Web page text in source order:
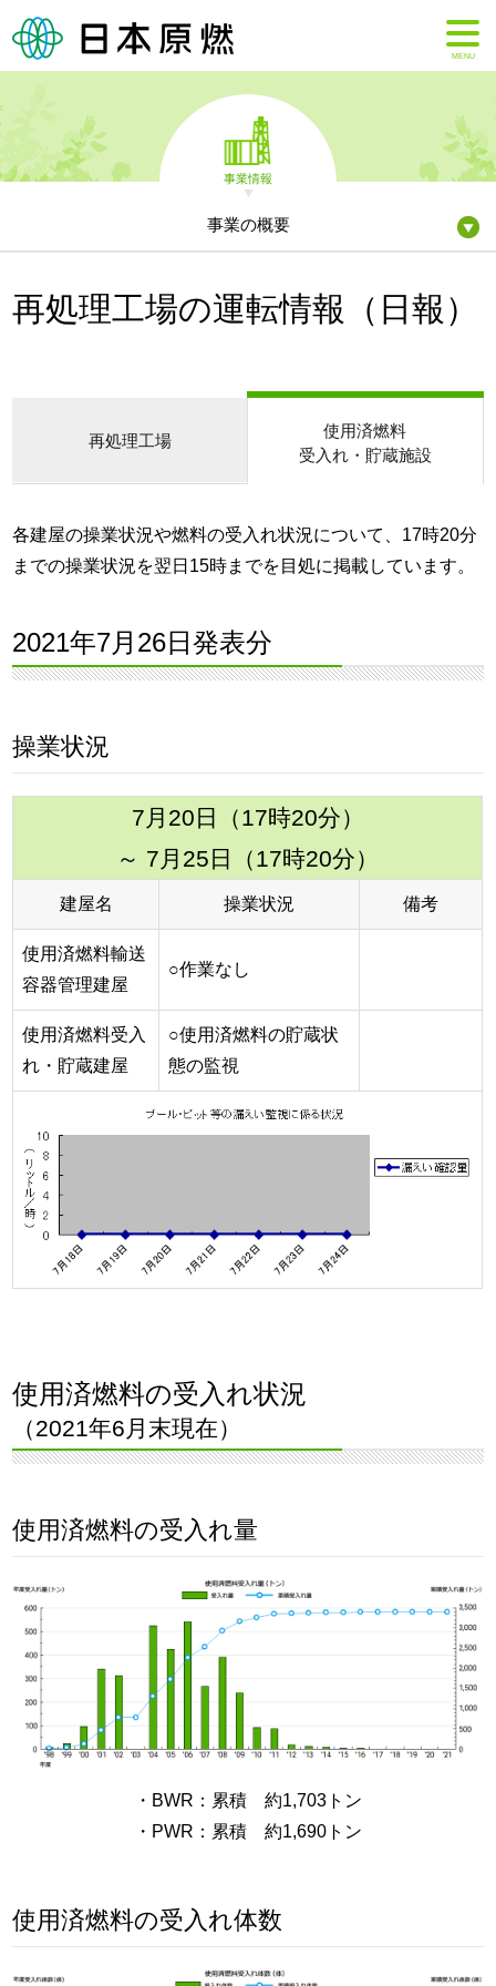
MENU
事業情報
事業の概要
再処理工場の運転情報（日報）
再処理工場
使用済燃料
受入れ・貯蔵施設
各建屋の操業状況や燃料の受入れ状況について、17時20分
までの操業状況を翌日15時までを目処に掲載しています。
2021年7月26日発表分
操業状況
7月20日（17時20分）
～ 7月25日（17時20分）
建屋名 操業状況 備考
使用済燃料輸送
容器管理建屋
○作業なし
使用済燃料受入
れ・貯蔵建屋
○使用済燃料の貯蔵状
態の監視
使用済燃料の受入れ状況
（2021年6月末現在）
使用済燃料の受入れ量
・BWR：累積 約1,703トン
・PWR：累積 約1,690トン
使用済燃料の受入れ体数